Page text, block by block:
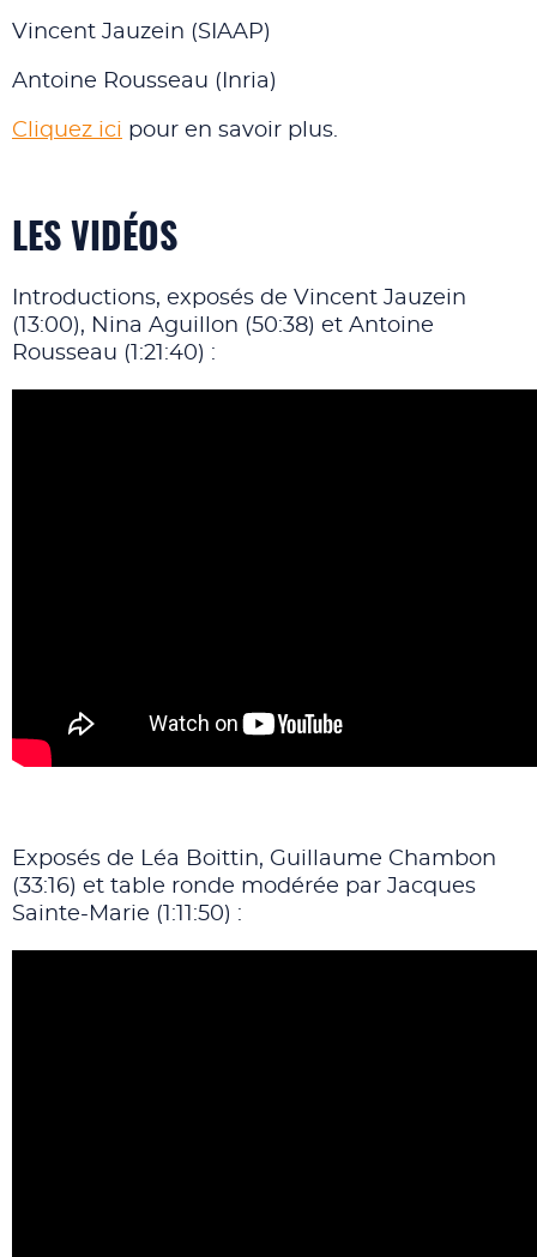
Vincent Jauzein (SIAAP)
Antoine Rousseau (Inria)
Cliquez ici pour en savoir plus.
LES VIDÉOS
Introductions, exposés de Vincent Jauzein
(13:00), Nina Aguillon (50:38) et Antoine
Rousseau (1:21:40) :
Exposés de Léa Boittin, Guillaume Chambon
(33:16) et table ronde modérée par Jacques
Sainte-Marie (1:11:50) :